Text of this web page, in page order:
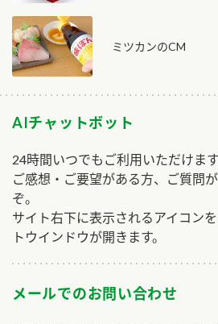
ミツカンのCM
AIチャットボット
24時間いつでもご利用いただけます
ご感想・ご要望がある方、ご質問
ぞ。
サイト右下に表示されるアイコン
トウインドウが開きます。
メールでのお問い合わせ